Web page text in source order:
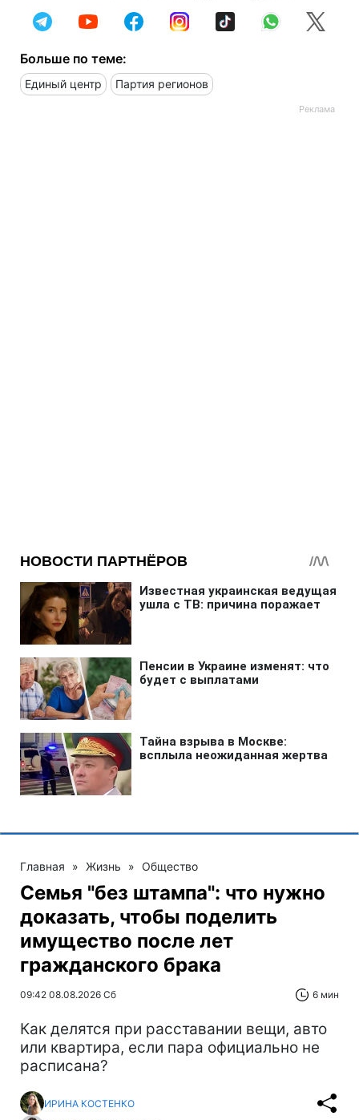
Больше по теме:
Единый центр Партия регионов
Главная » Жизнь » Общество
Семья "без штампа": что нужно
доказать, чтобы поделить
имущество после лет
гражданского брака
09:42 08.08.2026 Сб 6 мин
Как делятся при расставании вещи, авто
или квартира, если пара официально не
расписана?
ИРИНА КОСТЕНКО